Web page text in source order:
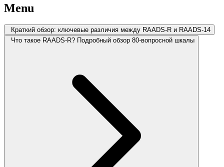
Menu
Краткий обзор: ключевые различия между RAADS-R и RAADS-14
Что такое RAADS-R? Подробный обзор 80-вопросной шкалы